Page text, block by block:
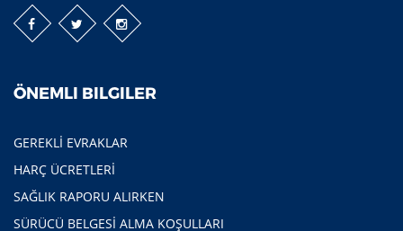
ÖNEMLI BILGILER
GEREKLİ EVRAKLAR
HARÇ ÜCRETLERİ
SAĞLIK RAPORU ALIRKEN
SÜRÜCÜ BELGESİ ALMA KOŞULLARI